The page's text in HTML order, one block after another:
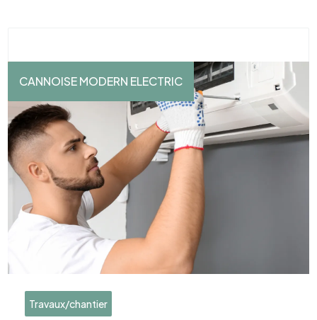
CANNOISE MODERN ELECTRIC
Travaux/chantier